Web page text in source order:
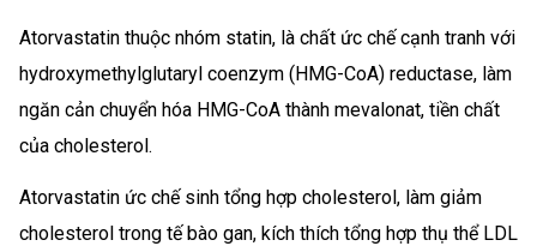
Atorvastatin thuộc nhóm statin, là chất ức chế cạnh tranh với
hydroxymethylglutaryl coenzym (HMG-CoA) reductase, làm
ngăn cản chuyển hóa HMG-CoA thành mevalonat, tiền chất
của cholesterol.
Atorvastatin ức chế sinh tổng hợp cholesterol, làm giảm
cholesterol trong tế bào gan, kích thích tổng hợp thụ thể LDL